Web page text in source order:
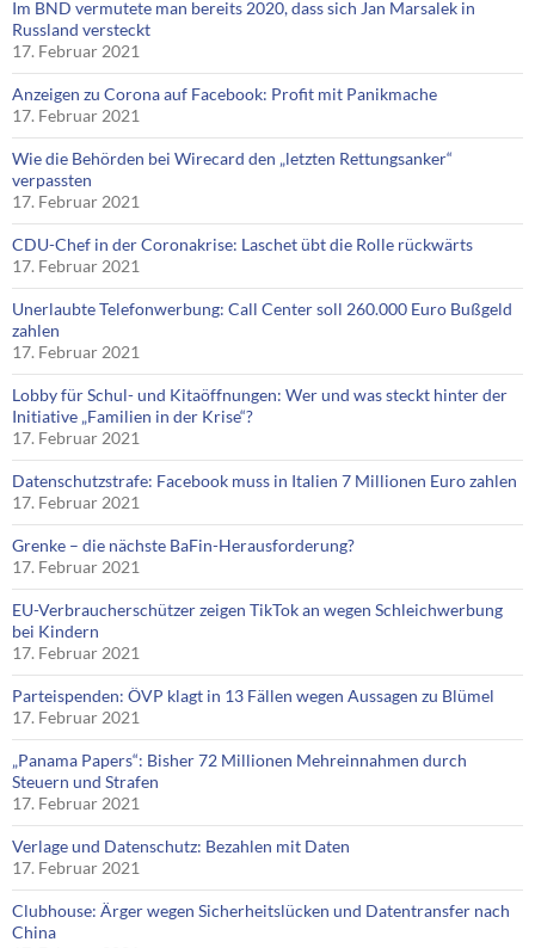
Im BND vermutete man bereits 2020, dass sich Jan Marsalek in
Russland versteckt
17. Februar 2021
Anzeigen zu Corona auf Facebook: Profit mit Panikmache
17. Februar 2021
Wie die Behörden bei Wirecard den „letzten Rettungsanker“
verpassten
17. Februar 2021
CDU-Chef in der Coronakrise: Laschet übt die Rolle rückwärts
17. Februar 2021
Unerlaubte Telefonwerbung: Call Center soll 260.000 Euro Bußgeld
zahlen
17. Februar 2021
Lobby für Schul- und Kitaöffnungen: Wer und was steckt hinter der
Initiative „Familien in der Krise“?
17. Februar 2021
Datenschutzstrafe: Facebook muss in Italien 7 Millionen Euro zahlen
17. Februar 2021
Grenke – die nächste BaFin-Herausforderung?
17. Februar 2021
EU-Verbraucherschützer zeigen TikTok an wegen Schleichwerbung
bei Kindern
17. Februar 2021
Parteispenden: ÖVP klagt in 13 Fällen wegen Aussagen zu Blümel
17. Februar 2021
„Panama Papers“: Bisher 72 Millionen Mehreinnahmen durch
Steuern und Strafen
17. Februar 2021
Verlage und Datenschutz: Bezahlen mit Daten
17. Februar 2021
Clubhouse: Ärger wegen Sicherheitslücken und Datentransfer nach
China